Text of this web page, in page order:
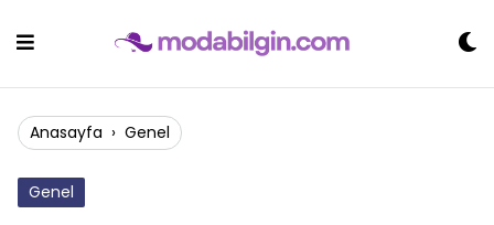
Anasayfa › Genel
Genel